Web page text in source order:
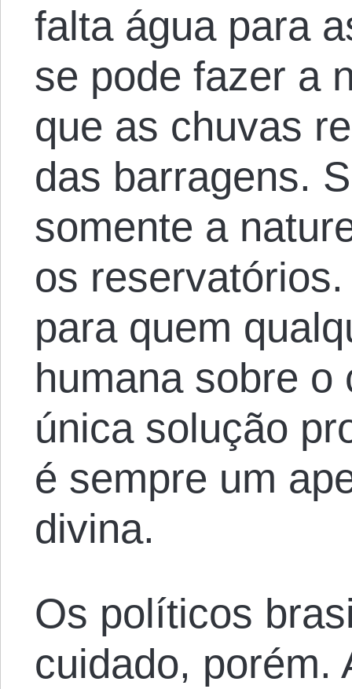
falta água para
se pode fazer a
que as chuvas
das barragens.
somente a
os
para quem
humana sobre o
única solução
é sempre um
divina.
Os políticos
cuidado, porém.